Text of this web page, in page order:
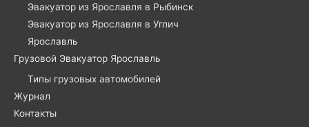
Эвакуатор из Ярославля в Рыбинск
Эвакуатор из Ярославля в Углич
Ярославль
Грузовой Эвакуатор Ярославль
Типы грузовых автомобилей
Журнал
Контакты